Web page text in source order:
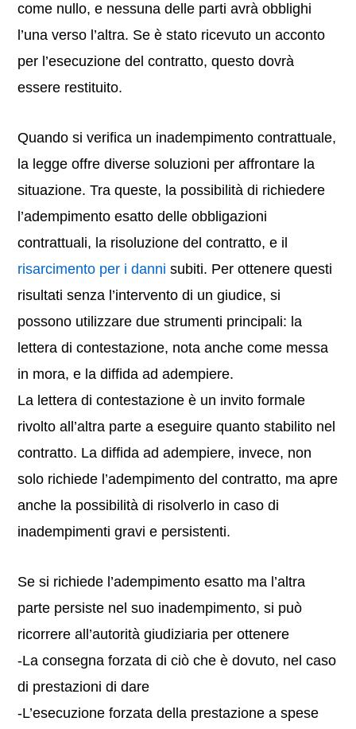
come nullo, e nessuna delle parti avrà obblighi
l’una verso l’altra. Se è stato ricevuto un acconto
per l’esecuzione del contratto, questo dovrà
essere restituito.
Quando si verifica un inadempimento contrattuale,
la legge offre diverse soluzioni per affrontare la
situazione. Tra queste, la possibilità di richiedere
l’adempimento esatto delle obbligazioni
contrattuali, la risoluzione del contratto, e il
risarcimento per i danni subiti. Per ottenere questi
risultati senza l’intervento di un giudice, si
possono utilizzare due strumenti principali: la
lettera di contestazione, nota anche come messa
in mora, e la diffida ad adempiere.
La lettera di contestazione è un invito formale
rivolto all’altra parte a eseguire quanto stabilito nel
contratto. La diffida ad adempiere, invece, non
solo richiede l’adempimento del contratto, ma apre
anche la possibilità di risolverlo in caso di
inadempimenti gravi e persistenti.
Se si richiede l’adempimento esatto ma l’altra
parte persiste nel suo inadempimento, si può
ricorrere all’autorità giudiziaria per ottenere
-La consegna forzata di ciò che è dovuto, nel caso
di prestazioni di dare
-L’esecuzione forzata della prestazione a spese